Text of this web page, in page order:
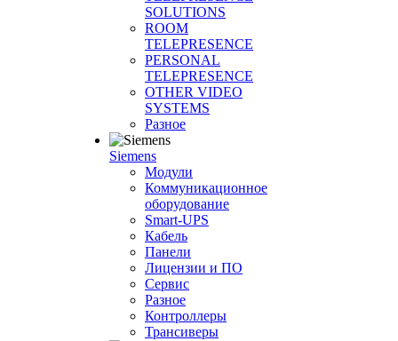
SOLUTIONS
ROOM
TELEPRESENCE
PERSONAL
TELEPRESENCE
OTHER VIDEO
SYSTEMS
Разное
Siemens
Модули
Коммуникационное
оборудование
Smart-UPS
Кабель
Панели
Лицензии и ПО
Сервис
Разное
Контроллеры
Трансиверы